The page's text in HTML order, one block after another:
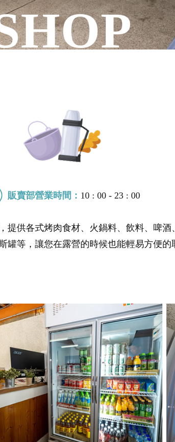
販賣部營業時間： 10 : 00 - 23 : 00
提供各式烤肉食材、火鍋料、飲料、啤酒
罐等，讓您在露營的時候也能輕易方便的